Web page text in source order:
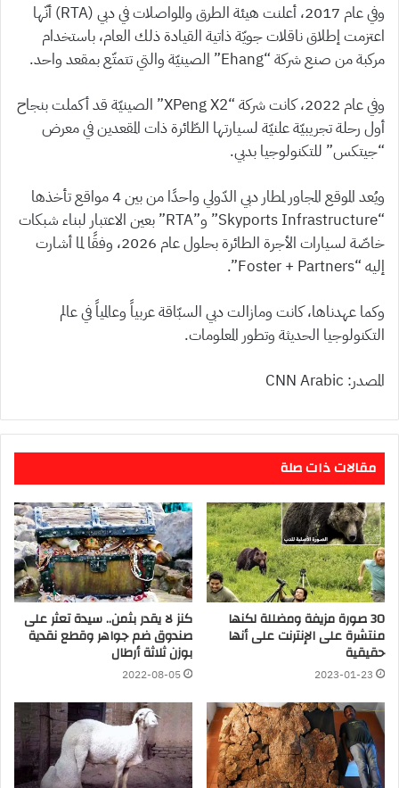
وفي عام 2017، أعلنت هيئة الطرق والمواصلات في دبي (RTA) أنّها
اعتزمت إطلاق ناقلات جويّة ذاتية القيادة ذلك العام، باستخدام
مركبة من صنع شركة “Ehang” الصينيّة والتي تتمتّع بمقعد واحد.
وفي عام 2022، كانت شركة “XPeng X2” الصينيّة قد أكملت بنجاح
أول رحلة تجريبيّة علنيّة لسيارتها الطّائرة ذات المقعدين في معرض
“جيتكس” للتكنولوجيا بدبي.
ويُعد الموقع المجاور لمطار دبي الدّولي واحدًا من بين 4 مواقع تأخذها
“Skyports Infrastructure” و”RTA” بعين الاعتبار لبناء شبكات
خاصّة لسيارات الأجرة الطائرة بحلول عام 2026، وفقًا لما أشارت
إليه “Foster + Partners”.
وكما عهدناها، كانت ومازالت دبي السبّاقة عربياً وعالمياً في عالم
التكنولوجيا الحديثة وتطور المعلومات.
المصدر: CNN Arabic
مقالات ذات صلة
30 صورة مزيفة ومضللة لكنها
منتشرة على الإنترنت على أنها
حقيقية
2023-01-23
كنز لا يقدر بثمن.. سيدة تعثر على
صندوق ضم جواهر وقطع نقدية
بوزن ثلاثة أرطال
2022-08-05